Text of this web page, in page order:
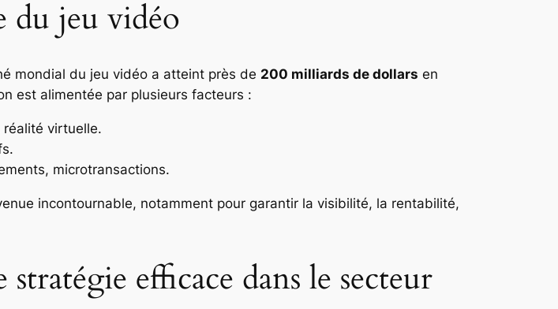
du jeu vidéo
mondial du jeu vidéo a atteint près de 200 milliards de dollars en
est alimentée par plusieurs facteurs :
réalité virtuelle.
microtransactions.
incontournable, notamment pour garantir la visibilité, la rentabilité,
efficace dans le secteur